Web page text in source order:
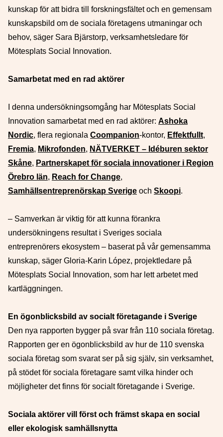
kunskap för att bidra till forskningsfältet och en gemensam
kunskapsbild om de sociala företagens utmaningar och
behov, säger Sara Bjärstorp, verksamhetsledare för
Mötesplats Social Innovation.
Samarbetat med en rad aktörer
I denna undersökningsomgång har Mötesplats Social
Innovation samarbetat med en rad aktörer: Ashoka
Nordic, flera regionala Coompanion-kontor, Effektfullt,
Fremia, Mikrofonden, NÄTVERKET – Idéburen sektor
Skåne, Partnerskapet för sociala innovationer i Region
Örebro län, Reach for Change,
Samhällsentreprenörskap Sverige och Skoopi.
– Samverkan är viktig för att kunna förankra
undersökningens resultat i Sveriges sociala
entreprenörers ekosystem – baserat på vår gemensamma
kunskap, säger Gloria-Karin López, projektledare på
Mötesplats Social Innovation, som har lett arbetet med
kartläggningen.
En ögonblicksbild av socialt företagande i Sverige
Den nya rapporten bygger på svar från 110 sociala företag.
Rapporten ger en ögonblicksbild av hur de 110 svenska
sociala företag som svarat ser på sig själv, sin verksamhet,
på stödet för sociala företagare samt vilka hinder och
möjligheter det finns för socialt företagande i Sverige.
Sociala aktörer vill först och främst skapa en social
eller ekologisk samhällsnytta